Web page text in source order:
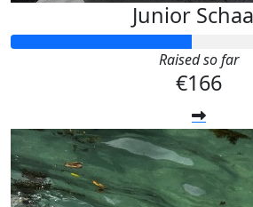
Junior
Raised so far
€166